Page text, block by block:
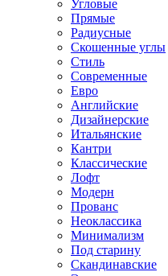
Угловые
Прямые
Радиусные
Скошенные углы
Стиль
Современные
Евро
Английские
Дизайнерские
Итальянские
Кантри
Классические
Лофт
Модерн
Прованс
Неоклассика
Минимализм
Под старину
Скандинавские